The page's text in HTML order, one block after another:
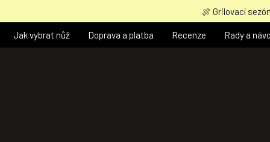
obsah
🍖 Grilovací
Jak vybrat nůž Doprava a platba Recenze Rady a